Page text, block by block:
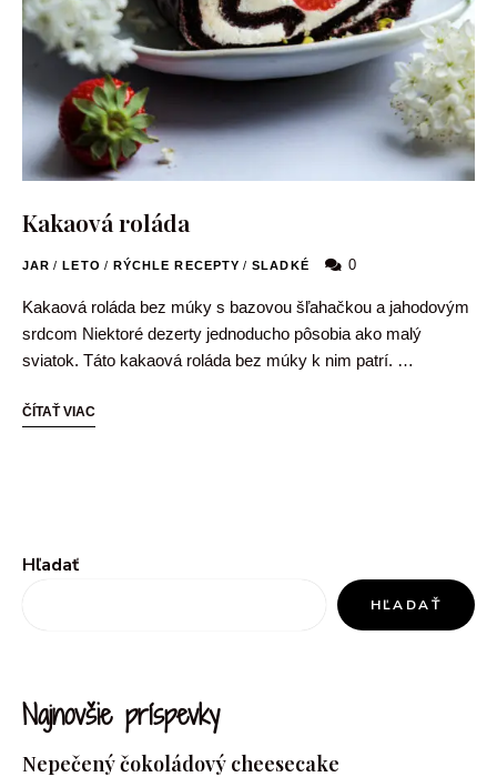
Kakaová roláda
JAR / LETO / RÝCHLE RECEPTY / SLADKÉ 0
Kakaová roláda bez múky s bazovou šľahačkou a jahodovým
srdcom Niektoré dezerty jednoducho pôsobia ako malý
sviatok. Táto kakaová roláda bez múky k nim patrí. …
ČÍTAŤ VIAC
Hľadať
HĽADAŤ
Najnovšie príspevky
Nepečený čokoládový cheesecake